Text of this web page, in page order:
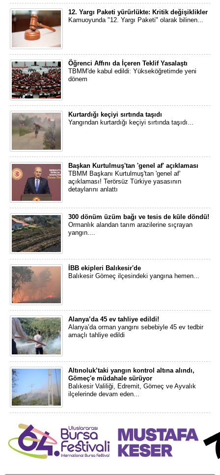
12. Yargı Paketi yürürlükte: Kritik değişiklikler
Kamuoyunda "12. Yargı Paketi" olarak bilinen...
Öğrenci Affını da İçeren Teklif Yasalaştı
TBMM'de kabul edildi: Yükseköğretimde yeni
dönem
Kurtardığı keçiyi sırtında taşıdı
Yangından kurtardığı keçiyi sırtında taşıdı...
Başkan Kurtulmuş'tan 'genel af' açıklaması
TBMM Başkanı Kurtulmuş'tan 'genel af'
açıklaması! Terörsüz Türkiye yasasının
detaylarını anlattı
300 dönüm üzüm bağı ve tesis de küle döndü!
Ormanlık alandan tarım arazilerine sıçrayan
yangın....
İBB ekipleri Balıkesir'de
Balıkesir Gömeç ilçesindeki yangına hemen...
Alanya’da 45 ev tahliye edildi!
Alanya’da orman yangını sebebiyle 45 ev tedbir
amaçlı tahliye edildi
Altınoluk’taki yangın kontrol altına alındı,
Gömeç'e müdahale sürüyor
Balıkesir Valiliği, Edremit, Gömeç ve Ayvalık
ilçelerinde devam eden...